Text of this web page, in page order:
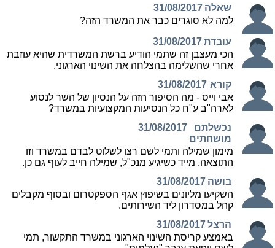
שאלה 31/08/2017
למה לא סוגרים כבר את המשרד הזה?
עובדת31/08/2017
הכי מעצבן זה שתמי הודיע ברשת המשרדית שהיא עוזבת
אחרי שהשלימה בהצלחה את השינוי הארגוני.
קורא 31/08/2017
אבי וייס - מה הסיפור הזה על הנסיון של השר לנסוע
לארה"ב ע"ח כל הנסיעות המקצועיות במשרד?
נכשלתם
מושחתים
31/08/2017
מימון שמילה ותמי לשם רצו לשלוט לבדם במשרד וזו
התוצאה. מייד כשיגיע מנכ"ל, שמילה חייב לעוף גם כן.
בושה 31/08/2017
השקיעו מליונים בשיפוץ אגף הספקטרום ובסוף מקבלים
קהל במסדרון ליד השירותים.
הרצל31/08/2017
באמצע קריסת השינוי הארגוני במשרד התקשור, תמי